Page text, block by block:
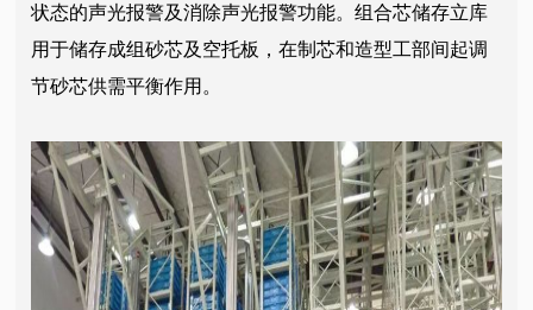
状态的声光报警及消除声光报警功能。组合芯储存立库
用于储存成组砂芯及空托板，在制芯和造型工部间起调
节砂芯供需平衡作用。